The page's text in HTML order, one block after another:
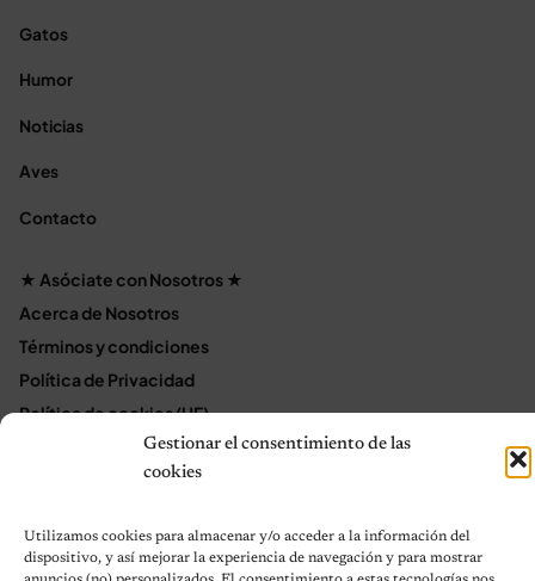
Gestionar el consentimiento de las
cookies
Utilizamos cookies para almacenar y/o acceder a la información del
dispositivo, y así mejorar la experiencia de navegación y para mostrar
Gatos
Humor
Noticias
Aves
Contacto
★ Asóciate con Nosotros ★
Acerca de Nosotros
Términos y condiciones
Política de Privacidad
Política de cookies (UE)